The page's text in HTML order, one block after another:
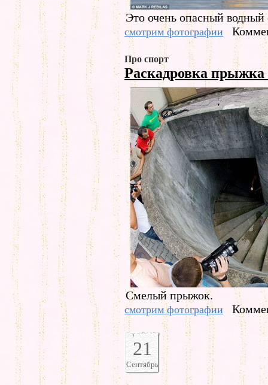
Это очень опасный водный
смотрим фотографии
Про спорт
Раскадровка прыжка
Смелый прыжок.
смотрим фотографии
21
Сентябрь